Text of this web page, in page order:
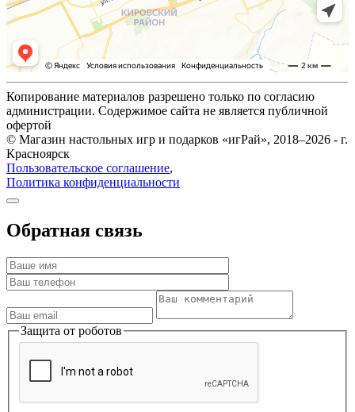
Копирование материалов разрешено только по согласию
администрации. Содержимое сайта не является публичной
офертой
© Магазин настольных игр и подарков «игРай», 2018–2026 - г.
Красноярск
Пользовательское соглашение,
Политика конфиденциальности
Обратная связь
Защита от роботов